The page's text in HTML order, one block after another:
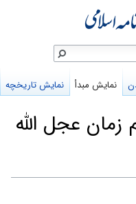
زمان عجل الله
نمایش مبدأ نمایش تاریخچه